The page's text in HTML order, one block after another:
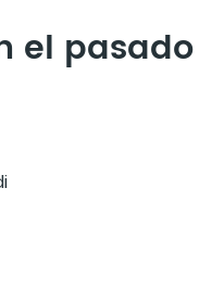
el pasado